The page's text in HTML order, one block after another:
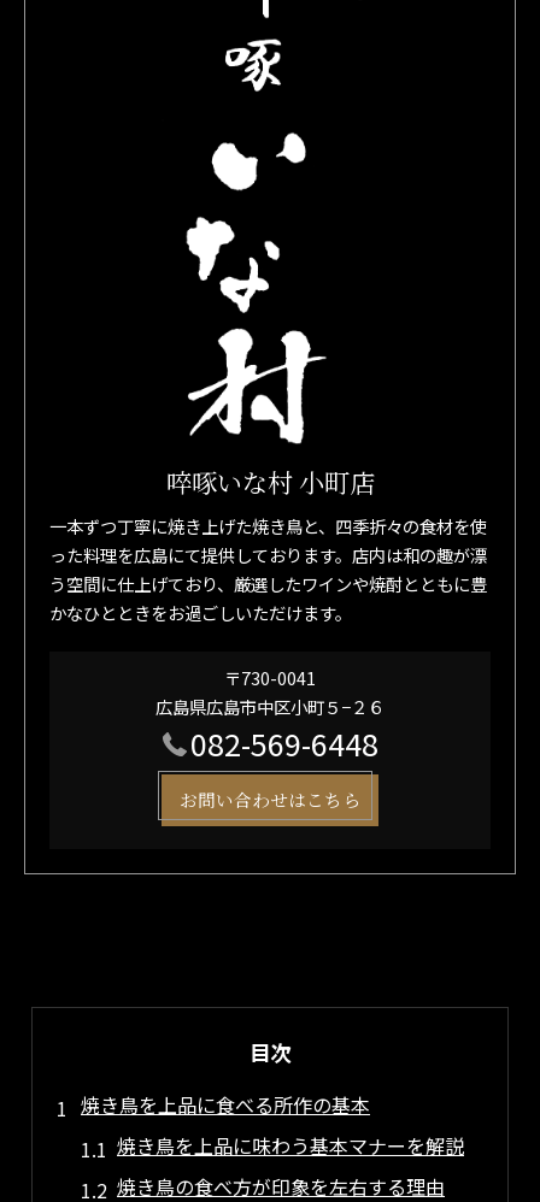
啐啄いな村 小町店
一本ずつ丁寧に焼き上げた焼き鳥と、四季折々の食材を使
った料理を広島にて提供しております。店内は和の趣が漂
う空間に仕上げており、厳選したワインや焼酎とともに豊
かなひとときをお過ごしいただけます。
〒730-0041
広島県広島市中区小町５−２６
082-569-6448
お問い合わせはこちら
目次
焼き鳥を上品に食べる所作の基本
焼き鳥を上品に味わう基本マナーを解説
焼き鳥の食べ方が印象を左右する理由